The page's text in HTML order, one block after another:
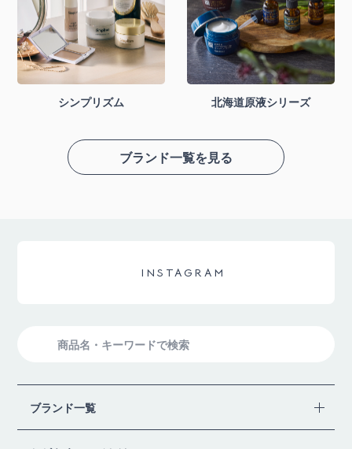
シンプリズム 北海道原液シリーズ
ブランド一覧を見る
INSTAGRAM
ブランド一覧